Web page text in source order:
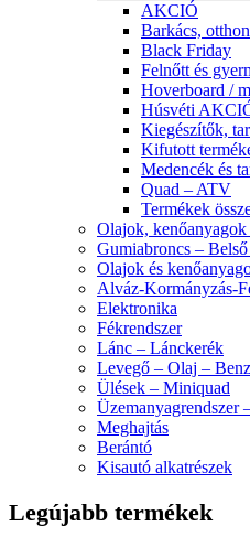
AKCIÓ
Barkács,
Black Friday
Felnőtt és
Hoverboard /
Húsvéti
Kiegészítők,
Kifutott
Medencék és
Quad – ATV
Termékek
Olajok, kenőanyagok
Gumiabroncs –
Olajok és
Alváz-Kormányzás-
Elektronika
Fékrendszer
Lánc – Lánckerék
Levegő – Olaj –
Ülések – Miniquad
Üzemanyagrendszer
Meghajtás
Berántó
Kisautó alkatrészek
Legújabb termékek